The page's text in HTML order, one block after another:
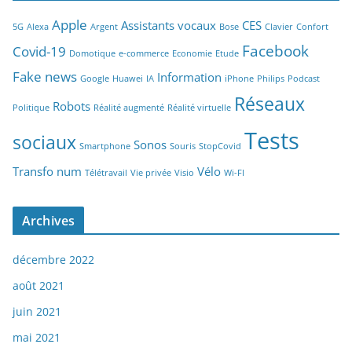
5G Alexa Apple Argent Assistants vocaux Bose CES Clavier Confort
Covid-19 Domotique e-commerce Economie Etude Facebook
Fake news Google Huawei IA Information iPhone Philips Podcast
Politique Robots Réalité augmenté Réalité virtuelle Réseaux
sociaux Smartphone Sonos Souris StopCovid Tests
Transfo num Télétravail Vie privée Visio Vélo Wi-FI
Archives
décembre 2022
août 2021
juin 2021
mai 2021